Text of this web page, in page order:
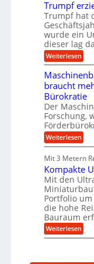
b
a
u
fn
f
ü
h
r
u
n
g
e
B
S
C
L
w
e
i
t
e
e
n
t
w
i
c
k
e
l
t
u
n
g
s
f
r
e
i
e
s
H
y
b
r
i
d
-
u
g
e
l
l
a
g
e
r
Trumpf
Trumpf hat
wurde ein
dieser lag
Weiterlesen:
T
u
m
p
f
e
r
z
i
e
t
U
m
s
a
t
z
k
n
a
ü
braucht
Bürokratie
Der
Forschung,
Weiterlesen:
M
s
c
h
i
n
e
n
b
a
u
Mit 3 Metern
Kompakte
Mit den
Portfolio
die hohe
Bauraum
Weiterlesen:
K
p